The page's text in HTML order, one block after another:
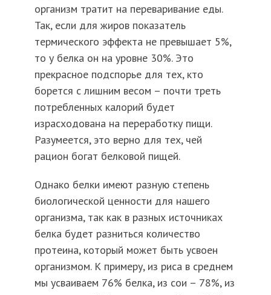
организм тратит на переваривание еды.
Так, если для жиров показатель
термического эффекта не превышает 5%,
то у белка он на уровне 30%. Это
прекрасное подспорье для тех, кто
борется с лишним весом – почти треть
потребленных калорий будет
израсходована на переработку пищи.
Разумеется, это верно для тех, чей
рацион богат белковой пищей.
Однако белки имеют разную степень
биологической ценности для нашего
организма, так как в разных источниках
белка будет разниться количество
протеина, который может быть усвоен
организмом. К примеру, из риса в среднем
мы усваиваем 76% белка, из сои – 78%, из